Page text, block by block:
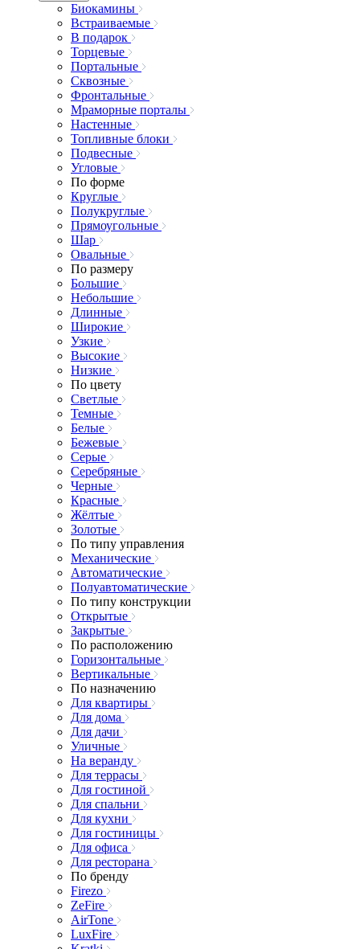
Биокамины
Встраиваемые
В подарок
Торцевые
Портальные
Сквозные
Фронтальные
Мраморные порталы
Настенные
Топливные блоки
Подвесные
Угловые
По форме
Круглые
Полукруглые
Прямоугольные
Шар
Овальные
По размеру
Большие
Небольшие
Длинные
Широкие
Узкие
Высокие
Низкие
По цвету
Светлые
Темные
Белые
Бежевые
Серые
Серебряные
Черные
Красные
Жёлтые
Золотые
По типу управления
Механические
Автоматические
Полуавтоматические
По типу конструкции
Открытые
Закрытые
По расположению
Горизонтальные
Вертикальные
По назначению
Для квартиры
Для дома
Для дачи
Уличные
На веранду
Для террасы
Для гостиной
Для спальни
Для кухни
Для гостиницы
Для офиса
Для ресторана
По бренду
Firezo
ZeFire
AirTone
LuxFire